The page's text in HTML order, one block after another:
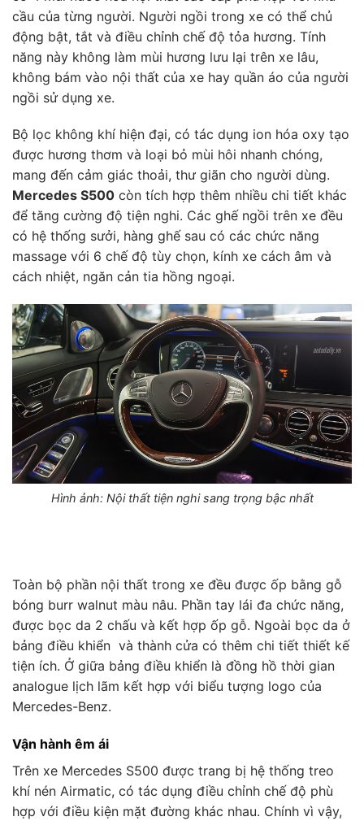
cầu của từng người. Người ngồi trong xe có thể chủ
động bật, tắt và điều chỉnh chế độ tỏa hương. Tính
năng này không làm mùi hương lưu lại trên xe lâu,
không bám vào nội thất của xe hay quần áo của người
ngồi sử dụng xe.
Bộ lọc không khí hiện đại, có tác dụng ion hóa oxy tạo
được hương thơm và loại bỏ mùi hôi nhanh chóng,
mang đến cảm giác thoải, thư giãn cho người dùng.
Mercedes S500 còn tích hợp thêm nhiều chi tiết khác
để tăng cường độ tiện nghi. Các ghế ngồi trên xe đều
có hệ thống sưởi, hàng ghế sau có các chức năng
massage với 6 chế độ tùy chọn, kính xe cách âm và
cách nhiệt, ngăn cản tia hồng ngoại.
Hình ảnh: Nội thất tiện nghi sang trọng bậc nhất
Toàn bộ phần nội thất trong xe đều được ốp bằng gỗ
bóng burr walnut màu nâu. Phần tay lái đa chức năng,
được bọc da 2 chấu và kết hợp ốp gỗ. Ngoài bọc da ở
bảng điều khiển và thành cửa có thêm chi tiết thiết kế
tiện ích. Ở giữa bảng điều khiển là đồng hồ thời gian
analogue lịch lãm kết hợp với biểu tượng logo của
Mercedes-Benz.
Vận hành êm ái
Trên xe Mercedes S500 được trang bị hệ thống treo
khí nén Airmatic, có tác dụng điều chỉnh chế độ phù
hợp với điều kiện mặt đường khác nhau. Chính vì vậy,